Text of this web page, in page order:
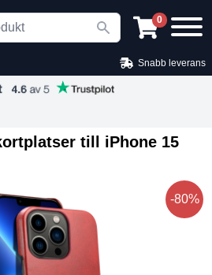
0
Snabb leverans
till iPhone 15
-80%